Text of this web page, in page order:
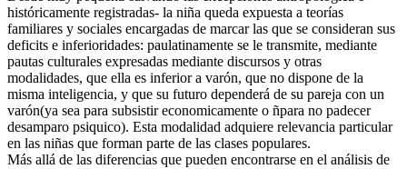
históricamente registradas- la niña queda expuesta a teorías
familiares y sociales encargadas de marcar las que se consideran sus
deficits e inferioridades: paulatinamente se le transmite, mediante
pautas culturales expresadas mediante discursos y otras
modalidades, que ella es inferior a varón, que no dispone de la
misma inteligencia, y que su futuro dependerá de su pareja con un
varón(ya sea para subsistir economicamente o ñpara no padecer
desamparo psiquico). Esta modalidad adquiere relevancia particular
en las niñas que forman parte de las clases populares.
Más allá de las diferencias que pueden encontrarse en el análisis de